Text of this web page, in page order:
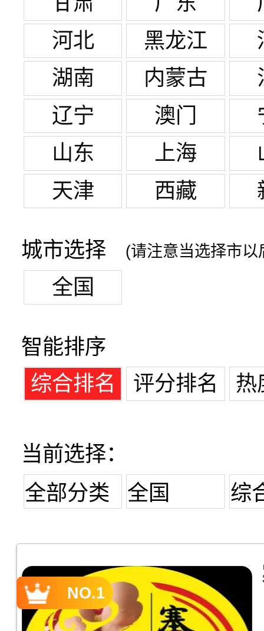
河北
黑龙江
湖南
内蒙古
辽宁
澳门
山东
上海
天津
西藏
城市选择 (请注意当选择市
全国
智能排序
综合排名
评分排名 热
当前选择：
全部分类
全国 综
NO.1